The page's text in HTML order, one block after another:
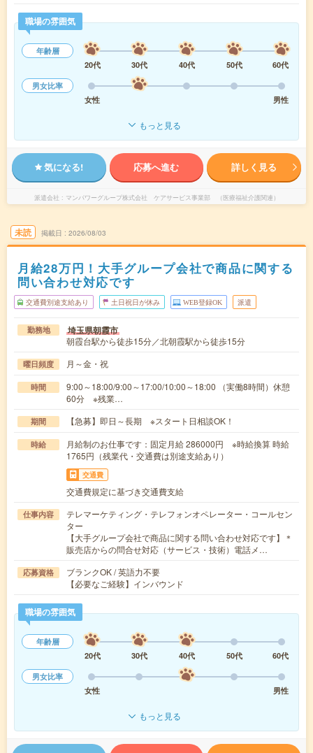
職場の雰囲気
年齢層
20代
30代 40代 50代
60代
男女比率
女性
男性
もっと見る
気になる! 応募へ進む 詳しく見る
派遣会社 マンパワーグループ株式会社 ケアサービス事業部 （医療福祉介護関連）
未読 掲載日 2026/08/03
月給28万円！大手グループ会社で商品に関する
問い合わせ対応です
交通費別途支給あり 土日祝日が休み WEB登録OK 派遣
勤務地 埼玉県朝霞市
朝霞台駅から徒歩15分／北朝霞駅から徒歩15分
曜日頻度 月～金・祝
時間
9:00～18:00/9:00～17:00/10:00～18:00 （実働8時間）休憩
60分 ※残業…
期間 【急募】即日～長期 ※スタート日相談OK！
時給
月給制のお仕事です：固定月給 286000円 ※時給換算 時給
1765円（残業代・交通費は別途支給あり）
交通費
交通費規定に基づき交通費支給
仕事内容
テレマーケティング・テレフォンオペレーター・コールセン
ター
【大手グループ会社で商品に関する問い合わせ対応です】＊
販売店からの問合せ対応（サービス・技術）電話メ…
応募資格
ブランクOK / 英語力不要
【必要なご経験】インバウンド
職場の雰囲気
年齢層
20代
30代 40代 50代
60代
男女比率
女性
男性
もっと見る